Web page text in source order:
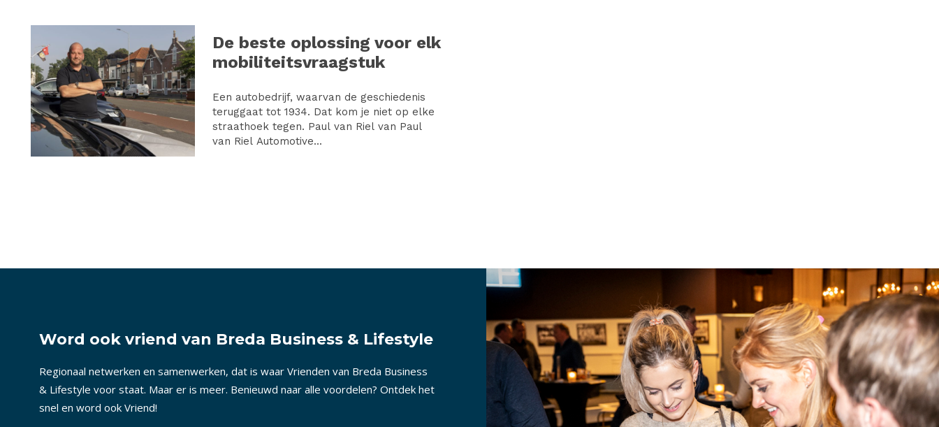
De beste oplossing voor elk
mobiliteitsvraagstuk
Een autobedrijf, waarvan de geschiedenis
teruggaat tot 1934. Dat kom je niet op elke
straathoek tegen. Paul van Riel van Paul
van Riel Automotive...
Word ook vriend van Breda Business & Lifestyle
Regionaal netwerken en samenwerken, dat is waar Vrienden van Breda Business
& Lifestyle voor staat. Maar er is meer. Benieuwd naar alle voordelen? Ontdek het
snel en word ook Vriend!